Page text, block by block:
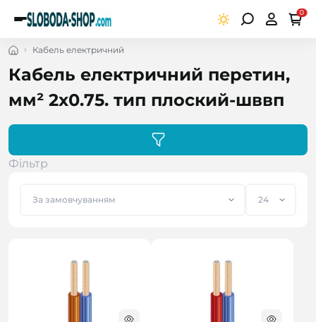
0
Кабель електричний
Кабель електричний перетин,
мм² 2х0.75. тип плоский-шввп
Фільтр